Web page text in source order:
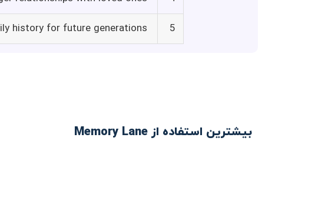
5
history for future generations
بیشترین استفاده از Memory Lane